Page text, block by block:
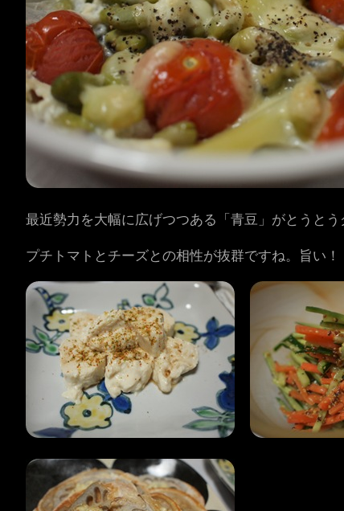
最近勢力を大幅に広げつつある「青豆」がとうとう
プチトマトとチーズとの相性が抜群ですね。旨い！